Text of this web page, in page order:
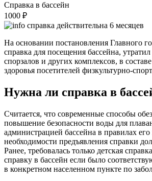
Справка в бассейн
1000 ₽
справка действительна 6 месяцев
На основании постановления Главного
справка для посещения бассейна,
спорзалов и других комплексов, в
здоровья посетителей физкультурно-
Нужна ли справка в
Считается, что современные способы
повышение безопасности воды для
администрацией бассейна в правилах
необходимости предъявления справки
Ранее, требовалась только детская
справку в бассейн если было
в конкретном населенном пункте по